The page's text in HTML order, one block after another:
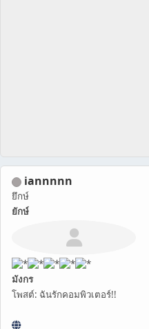
iannnnn
ยึกษ์
ยักษ์
มังกร
โพสต์: ฉันรักคอมพิวเตอร์!!